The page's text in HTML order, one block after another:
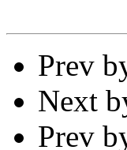
Prev
Next
Prev